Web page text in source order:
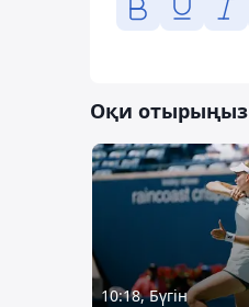
Оқи отырыңыз
10:18, Бүгін